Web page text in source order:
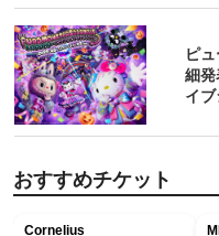
ピ
細
イ
おすすめチケット
Cornelius